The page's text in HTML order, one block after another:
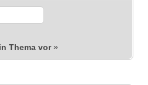
Thema vor»